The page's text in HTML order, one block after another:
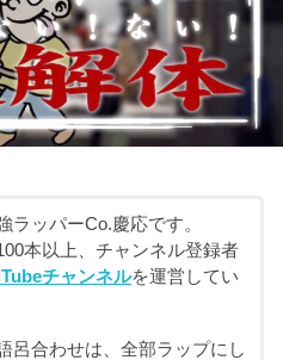
ラッパーCo.慶応です。
本以上、チャンネル登録者
チャンネルを運営してい
呂合わせは、全部ラップにし